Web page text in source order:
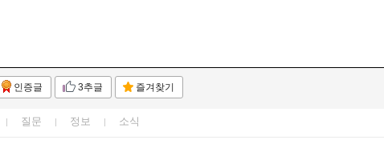
인증글 3추글 즐겨찾기
질문 정보 소식